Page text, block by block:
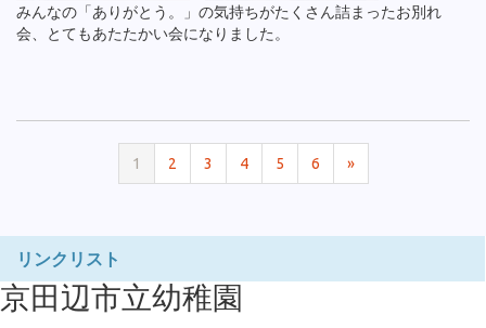
みんなの「ありがとう。」の気持ちがたくさん詰まったお別れ
会、とてもあたたかい会になりました。
1 2 3 4 5 6 »
リンクリスト
京田辺市立幼稚園